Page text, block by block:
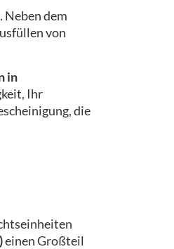
Neben dem
von
in
Ihr
die
einen Großteil